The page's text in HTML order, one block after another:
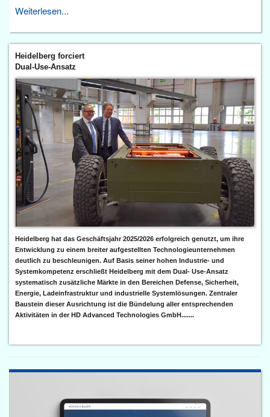
Weiterlesen...
Heidelberg forciert
Dual-Use-Ansatz
Heidelberg hat das Geschäftsjahr 2025/2026 erfolgreich genutzt, um ihre
Entwicklung zu einem breiter aufgestellten Technologieunternehmen
deutlich zu beschleunigen. Auf Basis seiner hohen Industrie- und
Systemkompetenz erschließt Heidelberg mit dem Dual- Use-Ansatz
systematisch zusätzliche Märkte in den Bereichen Defense, Sicherheit,
Energie, Ladeinfrastruktur und industrielle Systemlösungen. Zentraler
Baustein dieser Ausrichtung ist die Bündelung aller entsprechenden
Aktivitäten in der HD Advanced Technologies GmbH.......